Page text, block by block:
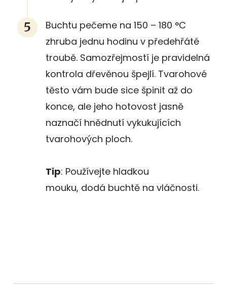
Buchtu pečeme na 150 – 180 °C
zhruba jednu hodinu v předehřáté
troubě. Samozřejmostí je pravidelná
kontrola dřevěnou špejlí. Tvarohové
těsto vám bude sice špinit až do
konce, ale jeho hotovost jasně
naznačí hnědnutí vykukujících
tvarohových ploch.
Tip: Používejte hladkou
mouku, dodá buchtě na vláčnosti.